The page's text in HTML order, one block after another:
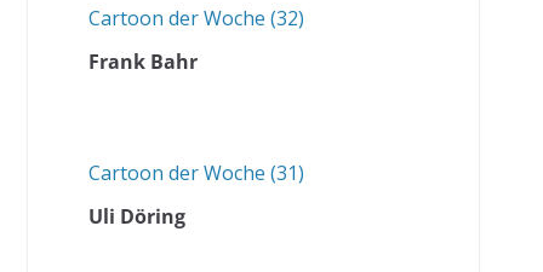
Cartoon der Woche (32)
Frank Bahr
Cartoon der Woche (31)
Uli Döring